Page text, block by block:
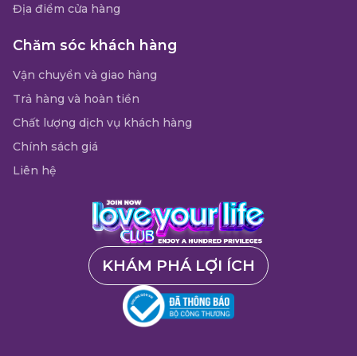
Địa điểm cửa hàng
Chăm sóc khách hàng
Vận chuyển và giao hàng
Trả hàng và hoàn tiền
Chất lượng dịch vụ khách hàng
Chính sách giá
Liên hệ
KHÁM PHÁ LỢI ÍCH